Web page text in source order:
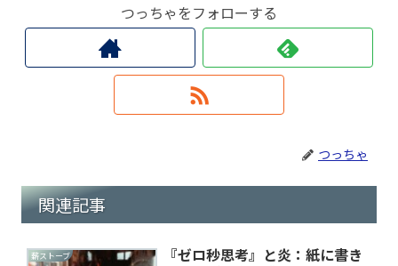
つっちゃをフォローする
つっちゃ
関連記事
薪ストーブ
『ゼロ秒思考』と炎：紙に書き